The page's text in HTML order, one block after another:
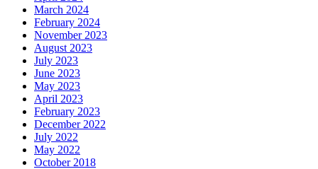
March 2024
February 2024
November 2023
August 2023
July 2023
June 2023
May 2023
April 2023
February 2023
December 2022
July 2022
May 2022
October 2018